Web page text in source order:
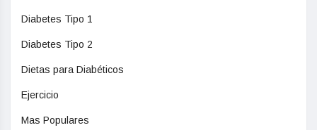
Diabetes Tipo 1
Diabetes Tipo 2
Dietas para Diabéticos
Ejercicio
Mas Populares